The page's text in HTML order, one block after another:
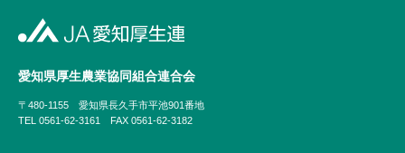
愛知県厚生農業協同組合連合会
〒480-1155 愛知県長久手市平池901番地
TEL 0561-62-3161 FAX 0561-62-3182